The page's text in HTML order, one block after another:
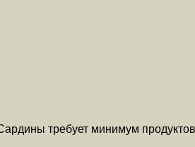
требует минимум